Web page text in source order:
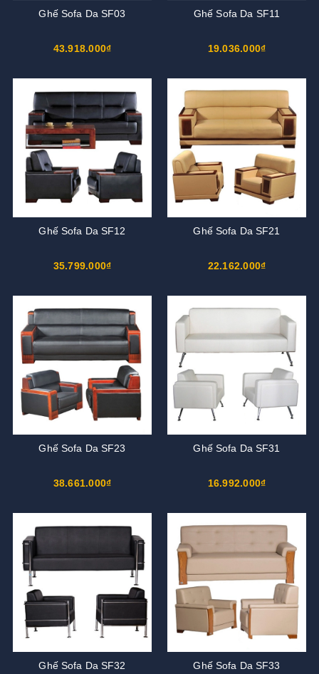
Ghế Sofa Da SF03
43.918.000₫
Ghế Sofa Da SF11
19.036.000₫
Ghế Sofa Da SF12
35.799.000₫
Ghế Sofa Da SF21
22.162.000₫
Ghế Sofa Da SF23
38.661.000₫
Ghế Sofa Da SF31
16.992.000₫
Ghế Sofa Da SF32 Ghế Sofa Da SF33